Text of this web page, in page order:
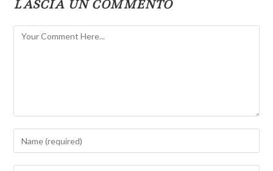
LASCIA UN COMMENTO